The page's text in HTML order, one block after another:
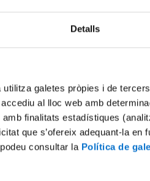
Detalls
galetes pròpies i de
al lloc web amb
finalitats estadístiques
que s’ofereix adequant-la
consultar la Política de